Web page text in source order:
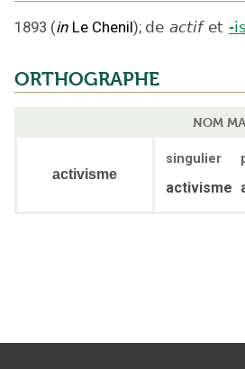
1893 (in Le Chenil); de actif et -
ORTHOGRAPHE
NOM
activisme
singulier
activisme